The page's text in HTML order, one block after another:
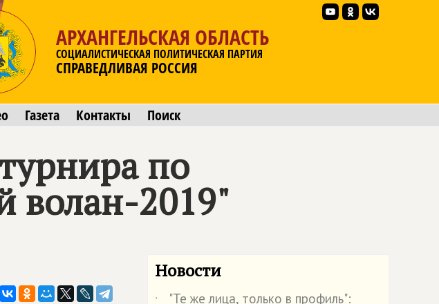
АРХАНГЕЛЬСКАЯ ОБЛАСТЬ
СОЦИАЛИСТИЧЕСКАЯ ПОЛИТИЧЕСКАЯ ПАРТИЯ
СПРАВЕДЛИВАЯ РОССИЯ
Газета Контакты Поиск
по
волан-2019"
Новости
"Те же лица, только в профиль":